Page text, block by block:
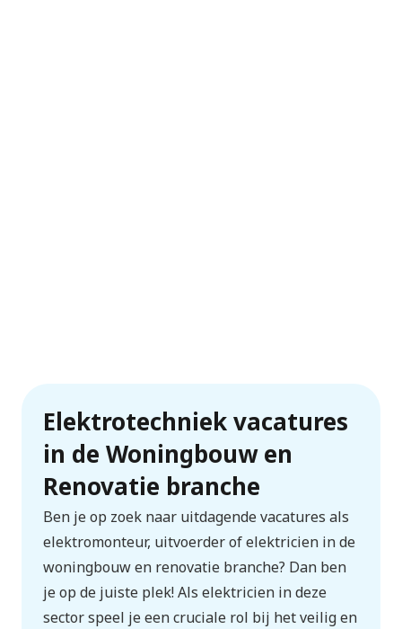
Elektrotechniek vacatures
in de Woningbouw en
Renovatie branche
Ben je op zoek naar uitdagende vacatures als
elektromonteur, uitvoerder of elektricien in de
woningbouw en renovatie branche? Dan ben
je op de juiste plek! Als elektricien in deze
sector speel je een cruciale rol bij het veilig en